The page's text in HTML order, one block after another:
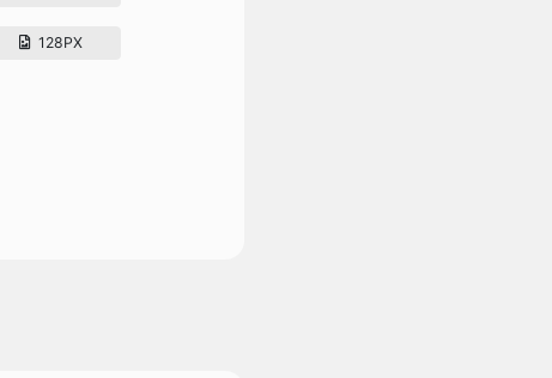
128PX